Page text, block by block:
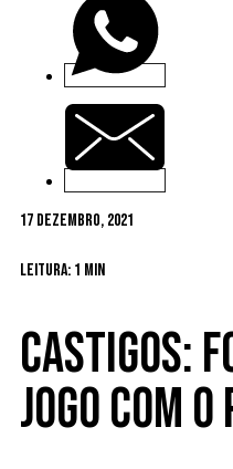
17 Dezembro, 2021
Leitura: 1 min
Castigos:
jogo com o